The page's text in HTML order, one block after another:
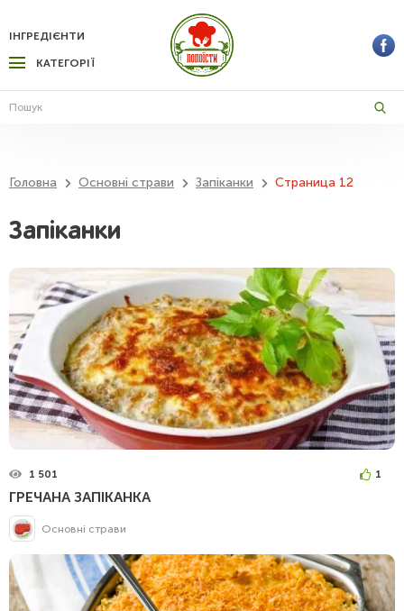
КАТЕГОРІЇ
ІНГРЕДІЄНТИ
Головна Основні страви Запіканки Страница 12
Запіканки
1 501 1
ГРЕЧАНА ЗАПІКАНКА
Основні страви